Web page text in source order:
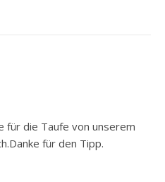
für die Taufe von unserem
für den Tipp.